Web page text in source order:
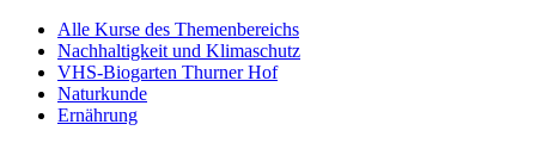
Alle Kurse des Themenbereichs
Nachhaltigkeit und Klimaschutz
VHS-Biogarten Thurner Hof
Naturkunde
Ernährung